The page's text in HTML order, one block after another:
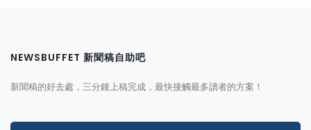
NEWSBUFFET 新聞稿自助吧
新聞稿的好去處，三分鐘上稿完成，最快接觸最多讀者的方案！